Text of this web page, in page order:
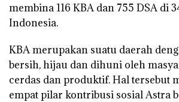
membina 116 KBA dan 755 DSA di
Indonesia.
KBA merupakan suatu daerah
bersih, hijau dan dihuni oleh
cerdas dan produktif. Hal tersebut
empat pilar kontribusi sosial Astra